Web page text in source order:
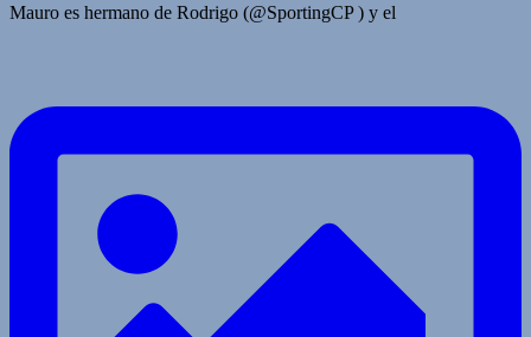
Mauro es hermano de Rodrigo (@SportingCP ) y el